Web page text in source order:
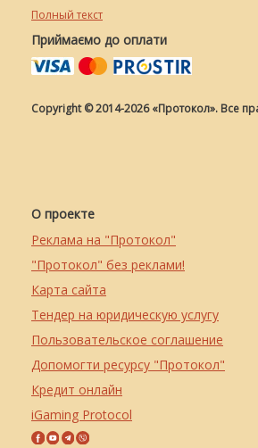
Полный текст
Приймаємо до оплати
Copyright © 2014-2026 «Протокол». Все
О проекте
Реклама на "Протокол"
"Протокол" без реклами!
Карта сайта
Тендер на юридическую услугу
Пользовательское соглашение
Допомогти ресурсу "Протокол"
Кредит онлайн
iGaming Protocol